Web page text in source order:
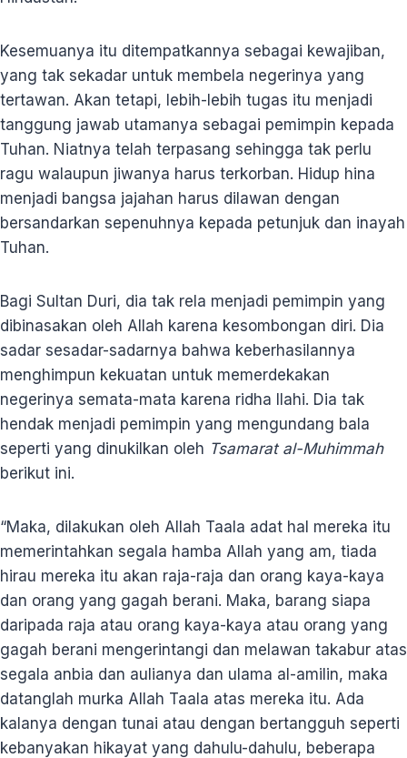
Kesemuanya itu ditempatkannya sebagai kewajiban,
yang tak sekadar untuk membela negerinya yang
tertawan. Akan tetapi, lebih-lebih tugas itu menjadi
tanggung jawab utamanya sebagai pemimpin kepada
Tuhan. Niatnya telah terpasang sehingga tak perlu
ragu walaupun jiwanya harus terkorban. Hidup hina
menjadi bangsa jajahan harus dilawan dengan
bersandarkan sepenuhnya kepada petunjuk dan inayah
Tuhan.
Bagi Sultan Duri, dia tak rela menjadi pemimpin yang
dibinasakan oleh Allah karena kesombongan diri. Dia
sadar sesadar-sadarnya bahwa keberhasilannya
menghimpun kekuatan untuk memerdekakan
negerinya semata-mata karena ridha Ilahi. Dia tak
hendak menjadi pemimpin yang mengundang bala
seperti yang dinukilkan oleh Tsamarat al-Muhimmah
berikut ini.
“Maka, dilakukan oleh Allah Taala adat hal mereka itu
memerintahkan segala hamba Allah yang am, tiada
hirau mereka itu akan raja-raja dan orang kaya-kaya
dan orang yang gagah berani. Maka, barang siapa
daripada raja atau orang kaya-kaya atau orang yang
gagah berani mengerintangi dan melawan takabur atas
segala anbia dan aulianya dan ulama al-amilin, maka
datanglah murka Allah Taala atas mereka itu. Ada
kalanya dengan tunai atau dengan bertangguh seperti
kebanyakan hikayat yang dahulu-dahulu, beberapa